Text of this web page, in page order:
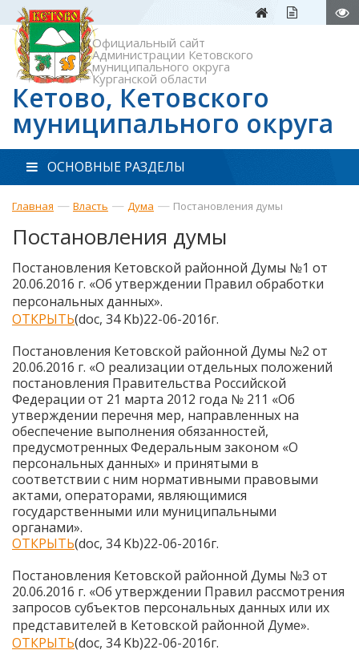
Официальный сайт
Администрации Кетовского
муниципального округа
Курганской области
Кетово, Кетовского
муниципального округа
ОСНОВНЫЕ РАЗДЕЛЫ
Главная — Власть — Дума — Постановления думы
Постановления думы
Постановления Кетовской районной Думы №1 от
20.06.2016 г. «Об утверждении Правил обработки
персональных данных».
ОТКРЫТЬ(doc, 34 Kb)22-06-2016г.
Постановления Кетовской районной Думы №2 от
20.06.2016 г. «О реализации отдельных положений
постановления Правительства Российской
Федерации от 21 марта 2012 года № 211 «Об
утверждении перечня мер, направленных на
обеспечение выполнения обязанностей,
предусмотренных Федеральным законом «О
персональных данных» и принятыми в
соответствии с ним нормативными правовыми
актами, операторами, являющимися
государственными или муниципальными
органами».
ОТКРЫТЬ(doc, 34 Kb)22-06-2016г.
Постановления Кетовской районной Думы №3 от
20.06.2016 г. «Об утверждении Правил рассмотрения
запросов субъектов персональных данных или их
представителей в Кетовской районной Думе».
ОТКРЫТЬ(doc, 34 Kb)22-06-2016г.